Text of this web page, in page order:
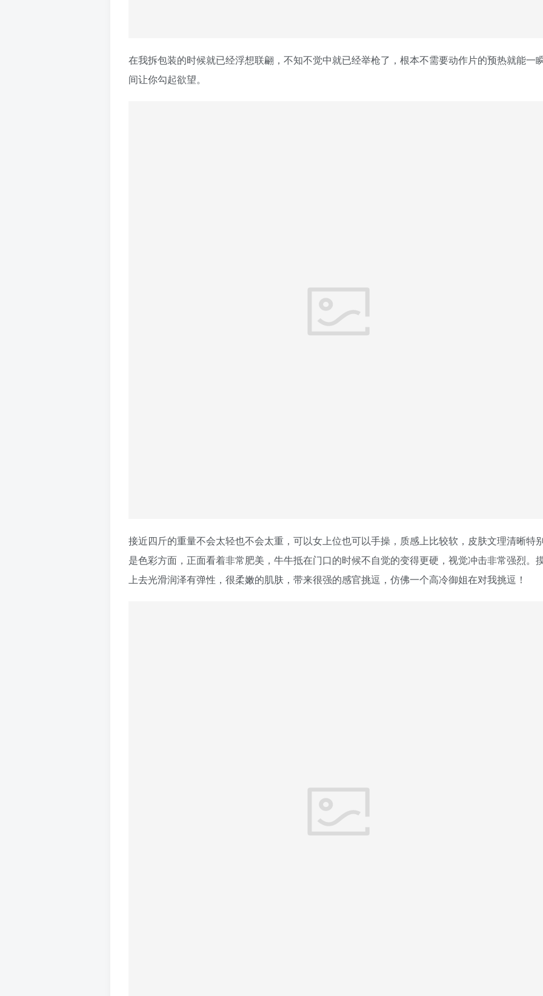
在我拆包装的时候就已经浮想联翩，不知不觉中就已经举枪了，根本不需要动作片的预热就能一
间让你勾起欲望。
接近四斤的重量不会太轻也不会太重，可以女上位也可以手操，质感上比较软，皮肤文理清晰特
是色彩方面，正面看着非常肥美，牛牛抵在门口的时候不自觉的变得更硬，视觉冲击非常强烈。
上去光滑润泽有弹性，很柔嫩的肌肤，带来很强的感官挑逗，仿佛一个高冷御姐在对我挑逗！